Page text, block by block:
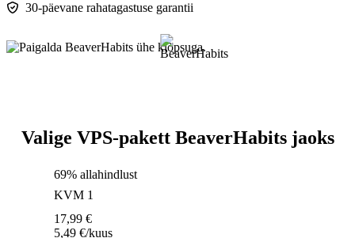
30-päevane rahatagastuse garantii
Valige VPS-pakett BeaverHabits jaoks
69% allahindlust
KVM 1
17,99 €
5,49 €/kuus